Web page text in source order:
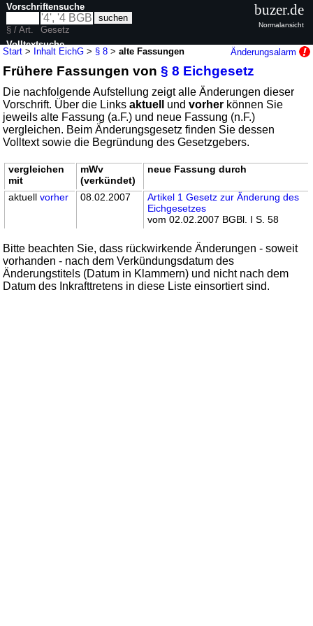
Start > Inhalt EichG > § 8 >alte Fassungen Änderungsalarm
Frühere Fassungen von§ 8 Eichgesetz
Die nachfolgende Aufstellung zeigt alle Änderungen dieser
Vorschrift. Über die Linksaktuell undvorher können Sie
jeweils alte Fassung (a.F.) und neue Fassung (n.F.)
vergleichen. Beim Änderungsgesetz finden Sie dessen
Volltext sowie die Begründung des Gesetzgebers.
vergleichen
mit
mWv
(verkündet)
neue Fassung durch
aktuellvorher 08.02.2007
Artikel 1 Gesetz zur Änderung des
Eichgesetzes
vom 02.02.2007 BGBl. I S. 58
Bitte beachten Sie, dass rückwirkende Änderungen - soweit
vorhanden - nach dem Verkündungsdatum des
Änderungstitels (Datum in Klammern) und nicht nach dem
Datum des Inkrafttretens in diese Liste einsortiert sind.
Vorschriftensuche
§ / Art.
Gesetz
Volltextsuche
nur in EichG
buzer.de
Normalansicht